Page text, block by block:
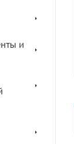
и